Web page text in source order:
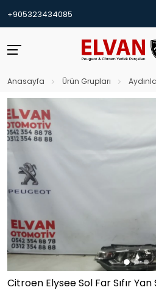
+905323434085
Anasayfa Ürün Grupları
Citroen Elysee Sol Far Sıfır Yan